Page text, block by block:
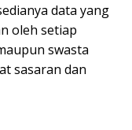
data yang
oleh setiap
swasta
sasaran dan